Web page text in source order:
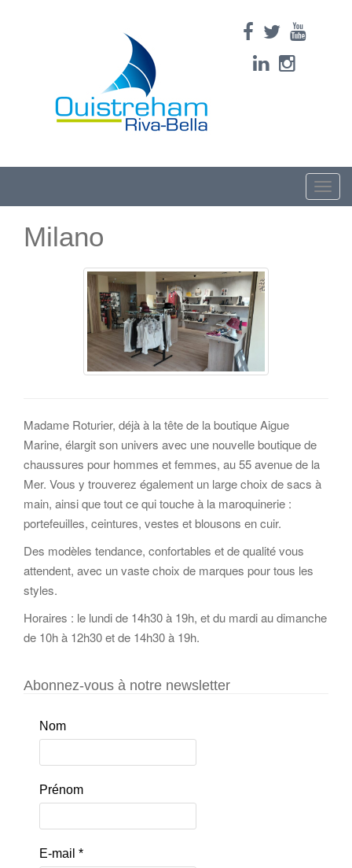
Toggle
Milano
Madame Roturier, déjà à la tête de la boutique Aigue
Marine, élargit son univers avec une nouvelle boutique de
chaussures pour hommes et femmes, au 55 avenue de la
Mer. Vous y trouverez également un large choix de sacs à
main, ainsi que tout ce qui touche à la maroquinerie :
portefeuilles, ceintures, vestes et blousons en cuir.
Des modèles tendance, confortables et de qualité vous
attendent, avec un vaste choix de marques pour tous les
styles.
Horaires : le lundi de 14h30 à 19h, et du mardi au dimanche
de 10h à 12h30 et de 14h30 à 19h.
Abonnez-vous à notre newsletter
Nom
Prénom
E-mail *